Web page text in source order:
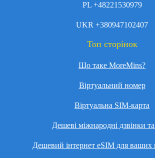
PL +48221530979
UKR +380947102407
Топ сторінок
Що таке MoreMins?
Віртуальний номер
Віртуальна SIM-карта
Дешеві міжнародні дзвінки
Дешевий інтернет eSIM для ваших